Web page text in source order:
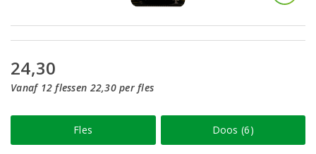
24,30
Vanaf 12 flessen 22,30 per fles
Fles Doos (6)